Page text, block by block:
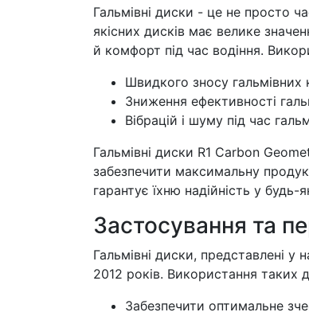
Гальмівні диски - це не просто
якісних дисків має велике
й комфорт під час водіння.
Швидкого зносу гальмівних
Зниження ефективності
Вібрацій і шуму під час
Гальмівні диски R1 Carbon
забезпечити максимальну
гарантує їхню надійність у будь-
Застосування та
Гальмівні диски, представлені у
2012 років. Використання таких
Забезпечити оптимальне